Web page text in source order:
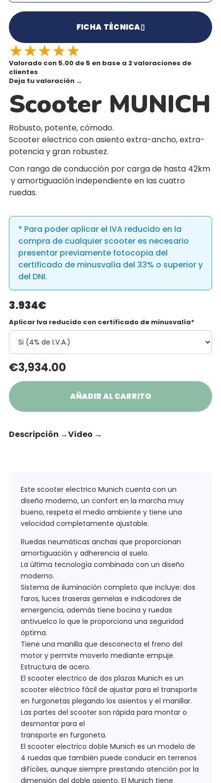
FICHA TÉCNICA▯
★★★★★
Valorado con 5.00 de 5 en base a 2 valoraciones de
clientes
Deja tu valoración →
Scooter MUNICH
Robusto, potente, cómodo.
Scooter electrico con asiento extra-ancho, extra-
potencia y gran robustez.
Con rango de conducción por carga de hasta 42km
y amortiguación independiente en las cuatro
ruedas.
* Para poder aplicar el IVA reducido en la
compra de cualquier scooter es necesario
presentar previamente fotocopia del
certificado de minusvalía del 33% o superior y
del DNI.
3.934€
Aplicar Iva reducido con certificado de minusvalía*
€3,934.00
AÑADIR AL CARRITO
Descripción →Video →
Este scooter electrico Munich cuenta con un
diseño moderno, un confort en la marcha muy
bueno, respeta el medio ambiente y tiene una
velocidad completamente ajustable.
Ruedas neumáticas anchas que proporcionan
amortiguación y adherencia al suelo.
La última tecnología combinada con un diseño
moderno.
Sistema de iluminación completo que incluye: dos
faros, luces traseras gemelas e indicadores de
emergencia, además tiene bocina y ruedas
antivuelco lo que le proporciona una seguridad
óptima.
Tiene una manilla que desconecta el freno del
motor y permite moverlo mediante empuje.
Estructura de acero.
El scooter electrico de dos plazas Munich es un
scooter eléctrico fácil de ajustar para el transporte
en furgonetas plegando los asientos y el manillar.
Las partes del scooter son rápida para montar o
desmontar para el
transporte en furgoneta.
El scooter electrico doble Munich es un modelo de
4 ruedas que también puede conducir en terrenos
difíciles, aunque siempre prestando atención por la
dimensión del doble asiento. El Munich tiene